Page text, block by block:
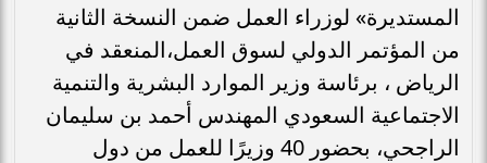
المستديرة» لوزراء العمل ضمن النسخة الثانية
من المؤتمر الدولي لسوق العمل،المنعقد في
الرياض ، برئاسة وزير الموارد البشرية والتنمية
الاجتماعية السعودي المهندس أحمد بن سليمان
الراجحي، بحضور 40 وزيرًا للعمل من دول